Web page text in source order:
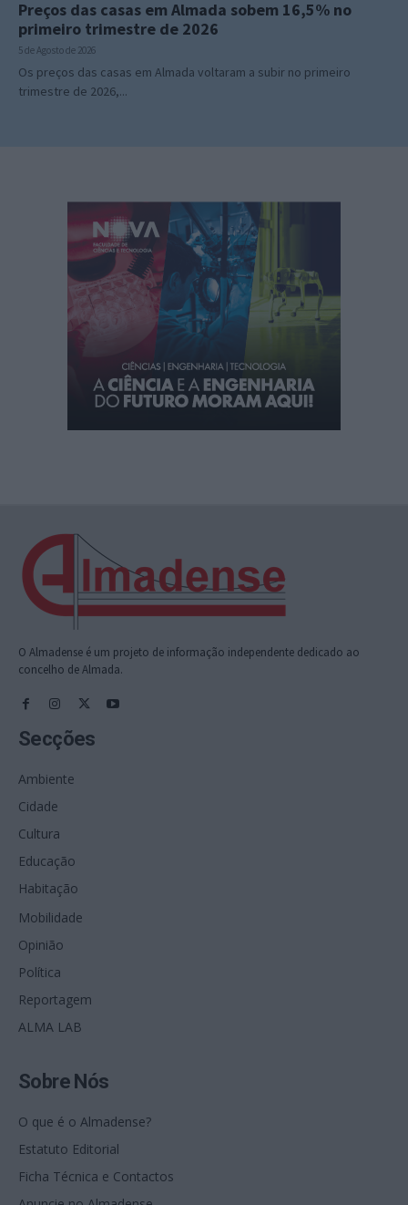
Preços das casas em Almada sobem 16,5% no
primeiro trimestre de 2026
5 de Agosto de 2026
Os preços das casas em Almada voltaram a subir no primeiro
trimestre de 2026,...
O Almadense é um projeto de informação independente dedicado ao
concelho de Almada.
Secções
Ambiente
Cidade
Cultura
Educação
Habitação
Mobilidade
Opinião
Política
Reportagem
ALMA LAB
Sobre Nós
O que é o Almadense?
Estatuto Editorial
Ficha Técnica e Contactos